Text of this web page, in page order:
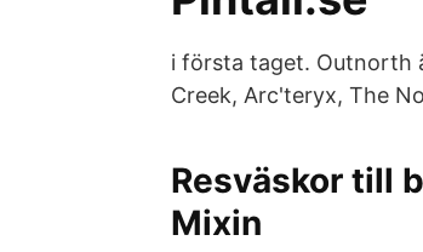
i första taget. Outnorth
Creek, Arc'teryx, The
Resväskor till
Mixin